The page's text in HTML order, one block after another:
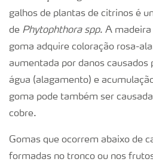
galhos de plantas de citrinos é
de Phytophthora spp. A madeira
goma adquire coloração rosa-
aumentada por danos causados
água (alagamento) e
goma pode também ser
cobre.
Gomas que ocorrem abaixo de
formadas no tronco ou nos